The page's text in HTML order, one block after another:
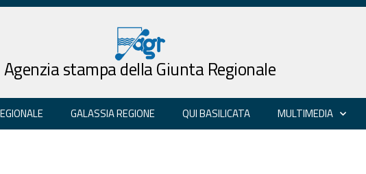
Agenzia stampa della Giunta Regionale
GALASSIA REGIONE QUI BASILICATA MULTIMEDIA